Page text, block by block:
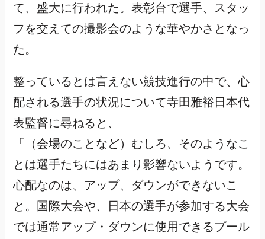
て、盛大に行われた。表彰台で選手、スタッ
フを交えての撮影会のような華やかさとなっ
た。
整っているとは言えない競技進行の中で、心
配される選手の状況について寺田雅裕日本代
表監督に尋ねると、
「（会場のことなど）むしろ、そのようなこ
とは選手たちにはあまり影響ないようです。
心配なのは、アップ、ダウンができないこ
と。国際大会や、日本の選手が参加する大会
では通常アップ・ダウンに使用できるプール